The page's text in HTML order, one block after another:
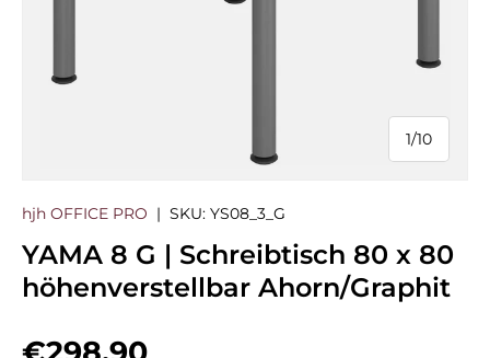
1/
von
10
hjh OFFICE PRO | SKU: YS08_3_G
YAMA 8 G | Schreibtisch 80 x 80
höhenverstellbar Ahorn/Graphit